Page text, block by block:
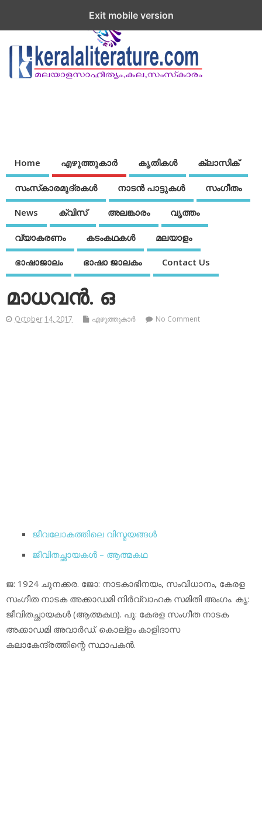
Home എഴുത്തുകാര്‍ കൃതികൾ ക്ലാസിക്
സംസ്‌കാരമുദ്രകള്‍ നാടന്‍ പാട്ടുകള്‍ സംഗീതം
News ക്വിസ് അലങ്കാരം വൃത്തം
വ്യാകരണം കടംകഥകള്‍ മലയാളം
ഭാഷാജാലം ഭാഷാ ജാലകം Contact Us
മാധവന്‍. ഒ
October 14, 2017 എഴുത്തുകാര്‍ No Comment
ജീവലോകത്തിലെ വിസ്മയങ്ങള്‍
ജീവിതച്ഛായകള്‍ – ആത്മകഥ
ജ: 1924 ചുനക്കര. ജോ: നാടകാഭിനയം, സംവിധാനം, കേരള
സംഗീത നാടക അക്കാഡമി നിര്‍വ്വാഹക സമിതി അംഗം. കൃ:
ജീവിതച്ഛായകള്‍ (ആത്മകഥ). പു: കേരള സംഗീത നാടക
അക്കാഡമി അവാര്‍ഡ്. കൊല്‌ളം കാളിദാസ
കലാകേന്ദ്രത്തിന്റെ സ്ഥാപകന്‍.
Exit mobile version